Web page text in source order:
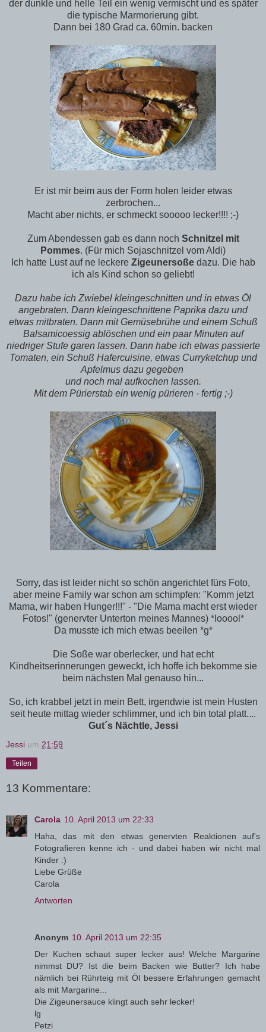
der dunkle und helle Teil ein wenig vermischt und es später
die typische Marmorierung gibt.
Dann bei 180 Grad ca. 60min. backen
Er ist mir beim aus der Form holen leider etwas
zerbrochen...
Macht aber nichts, er schmeckt sooooo lecker!!!! ;-)
Zum Abendessen gab es dann noch Schnitzel mit
Pommes. (Für mich Sojaschnitzel vom Aldi)
Ich hatte Lust auf ne leckere Zigeunersoßedazu. Die hab
ich als Kind schon so geliebt!
Dazu habe ich Zwiebel kleingeschnitten und in etwas Öl
angebraten. Dann kleingeschnittene Paprika dazu und
etwas mitbraten. Dann mit Gemüsebrühe und einem Schuß
Balsamicoessig ablöschen und ein paar Minuten auf
niedriger Stufe garen lassen. Dann habe ich etwas passierte
Tomaten, ein Schuß Hafercuisine, etwas Curryketchup und
Apfelmus dazu gegeben
und noch mal aufkochen lassen.
Mit dem Pürierstab ein wenig pürieren - fertig ;-)
Sorry, das ist leider nicht so schön angerichtet fürs Foto,
aber meine Family war schon am schimpfen: "Komm jetzt
Mama, wir haben Hunger!!!" - "Die Mama macht erst wieder
Fotos!" (genervter Unterton meines Mannes) *looool*
Da musste ich mich etwas beeilen *g*
Die Soße war oberlecker, und hat echt
Kindheitserinnerungen geweckt, ich hoffe ich bekomme sie
beim nächsten Mal genauso hin...
So, ich krabbel jetzt in mein Bett, irgendwie ist mein Husten
seit heute mittag wieder schlimmer, und ich bin total platt....
Gut´s Nächtle, Jessi
Jessi um 21:59
Teilen
13 Kommentare:
Carola 10. April 2013 um 22:33
Haha, das mit den etwas genervten Reaktionen auf's
Fotografieren kenne ich - und dabei haben wir nicht mal
Kinder :)
Liebe Grüße
Carola
Antworten
Anonym 10. April 2013 um 22:35
Der Kuchen schaut super lecker aus! Welche Margarine
nimmst DU? Ist die beim Backen wie Butter? Ich habe
nämlich bei Rührteig mit Öl bessere Erfahrungen gemacht
als mit Margarine...
Die Zigeunersauce klingt auch sehr lecker!
lg
Petzi